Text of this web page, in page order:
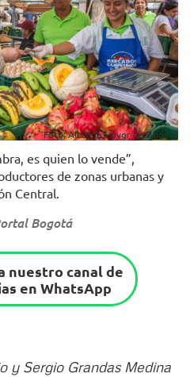
Foto: Alcaldía Mayor de Bogotá
es quien lo vende”,
de zonas urbanas y
Central.
Bogotá
nuestro canal de
en WhatsApp
y Sergio Grandas Medina